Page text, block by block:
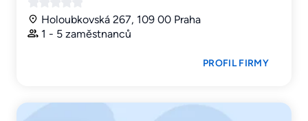
Holoubkovská 267, 109 00 Praha
1 - 5 zaměstnanců
PROFIL FIRMY